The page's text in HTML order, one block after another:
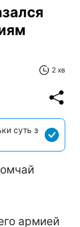
2 хв
суть з
армией